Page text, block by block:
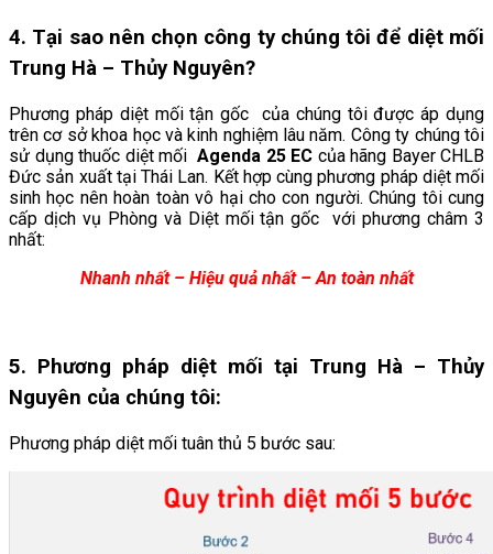
4. Tại sao nên chọn công ty chúng tôi để diệt mối
Trung Hà – Thủy Nguyên?
Phương pháp diệt mối tận gốc của chúng tôi được áp dụng
trên cơ sở khoa học và kinh nghiệm lâu năm. Công ty chúng tôi
sử dụng thuốc diệt mối Agenda 25 EC của hãng Bayer CHLB
Đức sản xuất tại Thái Lan. Kết hợp cùng phương pháp diệt mối
sinh học nên hoàn toàn vô hại cho con người. Chúng tôi cung
cấp dịch vụ Phòng và Diệt mối tận gốc với phương châm 3
nhất:
Nhanh nhất – Hiệu quả nhất – An toàn nhất
5. Phương pháp diệt mối tại Trung Hà – Thủy
Nguyên của chúng tôi:
Phương pháp diệt mối tuân thủ 5 bước sau: